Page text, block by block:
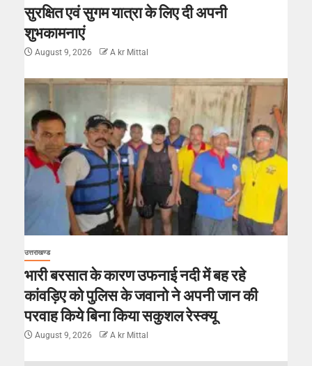
सुरक्षित एवं सुगम यात्रा के लिए दी अपनी
शुभकामनाएं
August 9, 2026 A kr Mittal
उत्तराखण्ड
भारी बरसात के कारण उफनाई नदी में बह रहे
कांवड़िए को पुलिस के जवानो ने अपनी जान की
परवाह किये बिना किया सकुशल रेस्क्यू
August 9, 2026 A kr Mittal